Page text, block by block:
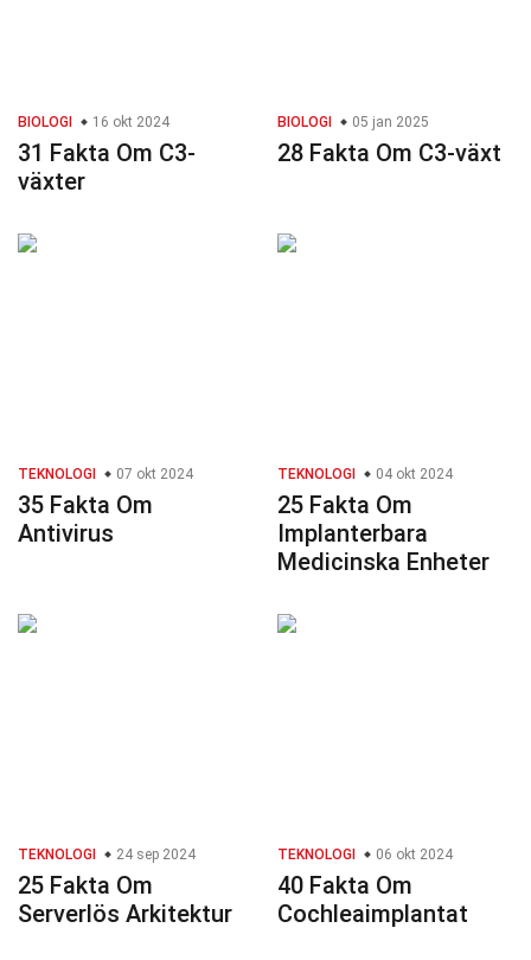
BIOLOGI 16 okt 2024
31 Fakta Om C3-
växter
BIOLOGI 05 jan 2025
28 Fakta Om C3-växt
TEKNOLOGI 07 okt 2024
35 Fakta Om
Antivirus
TEKNOLOGI 04 okt 2024
25 Fakta Om
Implanterbara
Medicinska Enheter
TEKNOLOGI 24 sep 2024
25 Fakta Om
Serverlös Arkitektur
TEKNOLOGI 06 okt 2024
40 Fakta Om
Cochleaimplantat